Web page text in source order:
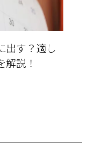
出す？適し
解説！